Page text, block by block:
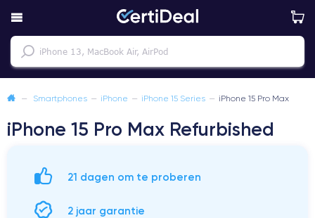
— Smartphones — iPhone — iPhone 15 Series — iPhone 15 Pro Max
iPhone 15 Pro Max Refurbished
21 dagen om te proberen
2 jaar garantie